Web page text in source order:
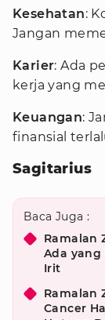
Kesehatan:
Jangan
Karier: Ada
kerja yang
Keuangan:
finansial
Sagitarius
Baca Juga :
Ramalan
Ada yang
Irit
Ramalan
Cancer